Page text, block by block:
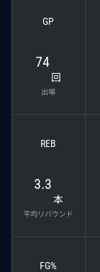
GP
74
回
出場
REB
3.3
本
平均リバウンド
FG%